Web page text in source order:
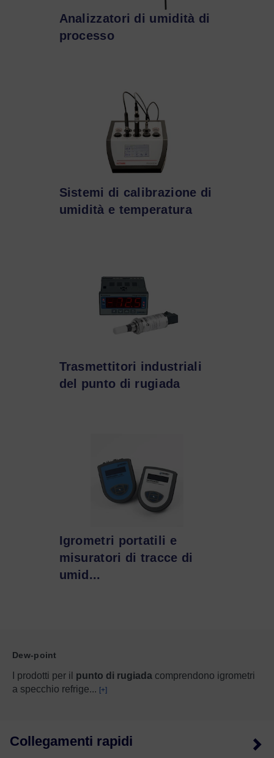
Analizzatori di umidità di
processo
Sistemi di calibrazione di
umidità e temperatura
Trasmettitori industriali
del punto di rugiada
Igrometri portatili e
misuratori di tracce di
umid...
Dew-point
I prodotti per il punto di rugiada comprendono igrometri
a specchio refrige... [+]
Collegamenti rapidi